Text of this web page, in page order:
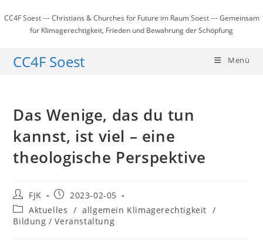
Inhalt
springen
CC4F Soest --- Christians & Churches for Future im Raum Soest --- Gemeinsam
für Klimagerechtigkeit, Frieden und Bewahrung der Schöpfung
CC4F Soest Menü
Das Wenige, das du tun
kannst, ist viel – eine
theologische Perspektive
Beitrags-
Autor:
FJK
Beitrag
veröffentlicht:
2023-02-05
Beitrags-
Kategorie:
Aktuelles / allgemein Klimagerechtigkeit /
Bildung / Veranstaltung